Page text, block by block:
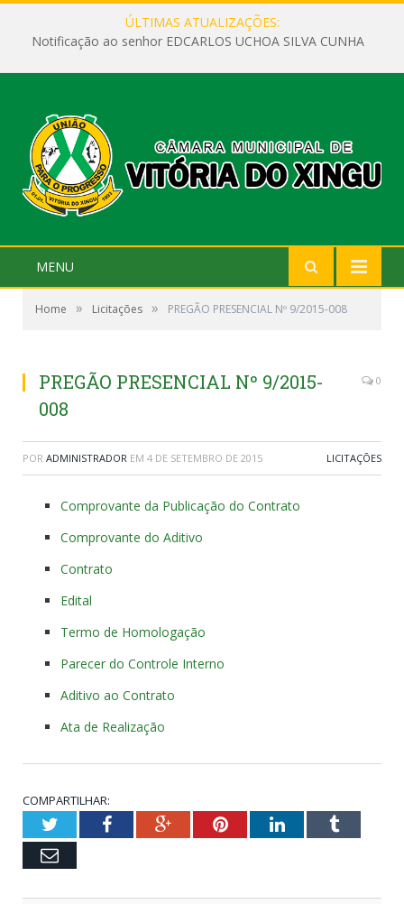
ÚLTIMAS ATUALIZAÇÕES:
Notificação ao senhor EDCARLOS UCHOA SILVA CUNHA
MENU
Home » Licitações » PREGÃO PRESENCIAL Nº 9/2015-008
PREGÃO PRESENCIAL Nº 9/2015-
008
0
POR ADMINISTRADOR EM 4 DE SETEMBRO DE 2015 LICITAÇÕES
Comprovante da Publicação do Contrato
Comprovante do Aditivo
Contrato
Edital
Termo de Homologação
Parecer do Controle Interno
Aditivo ao Contrato
Ata de Realização
COMPARTILHAR:
TwitterFacebookGoogle+PinterestLinkedInTumblr
Email